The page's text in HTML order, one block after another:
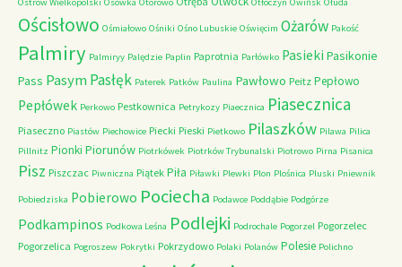
Ościsłowo Ośmiałowo Ośniki Ośno Lubuskie Oświęcim Ożarów Pakość
Palmiry Palmiryy Palędzie Paplin Paprotnia Parłówko Pasieki Pasikonie
Pass PasymPasłęk Paterek Patków Paulina Pawłowo Peitz Pepłowo
Pepłówek Perkowo Pestkownica Petrykozy Piaecznica Piasecznica
Piaseczno Piastów Piechowice Piecki Pieski Pietkowo Pilaszków Pilawa Pilica
Pillnitz Pionki Piorunów Piotrkówek Piotrków Trybunalski Piotrowo Pirna Pisanica
Pisz Piszczac Piwniczna Piątek Piła Piławki Plewki Plon Plośnica Pluski Pniewnik
Pobiedziska Pobierowo Pociecha Podawce Poddąbie Podgórze
Podkampinos Podkowa Leśna Podlejki Podrochale Pogorzel Pogorzelec
Pogorzelica Pogroszew Pokrytki Pokrzydowo Polaki Polanów Polesie Polichno